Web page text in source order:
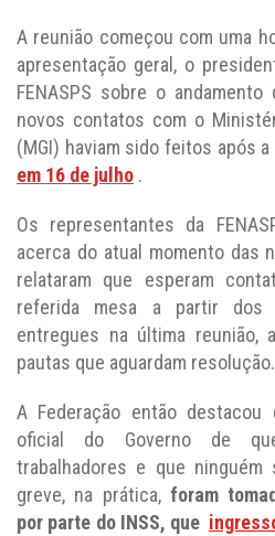
A reunião começou com uma
apresentação geral, o
FENASPS sobre o
novos contatos com o
(MGI) haviam sido feitos após
em 16 de julho .
Os representantes da
acerca do atual momento das
relataram que esperam
referida mesa a partir dos
entregues na última reunião,
pautas que aguardam resolução.
A Federação então
oficial do Governo de
trabalhadores e que ninguém
greve, na prática, foram
por parte do INSS, que